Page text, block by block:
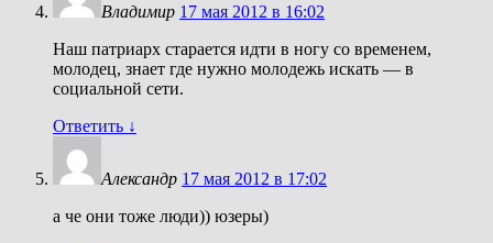
Владимир 17 мая 2012 в 16:02
Наш патриарх старается идти в ногу со временем,
молодец, знает где нужно молодежь искать — в
социальной сети.
Ответить ↓
Александр 17 мая 2012 в 17:02
а че они тоже люди)) юзеры)